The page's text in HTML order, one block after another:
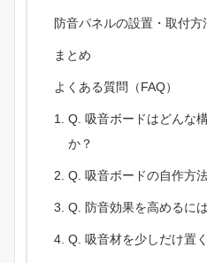
防音パネルの設置・取付方
まとめ
よくある質問（FAQ）
Q. 吸音ボードはどんな
か？
Q. 吸音ボードの自作方
Q. 防音効果を高めるに
Q. 吸音材を少しだけ置